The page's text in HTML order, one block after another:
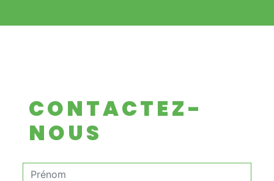
CONTACTEZ-
NOUS